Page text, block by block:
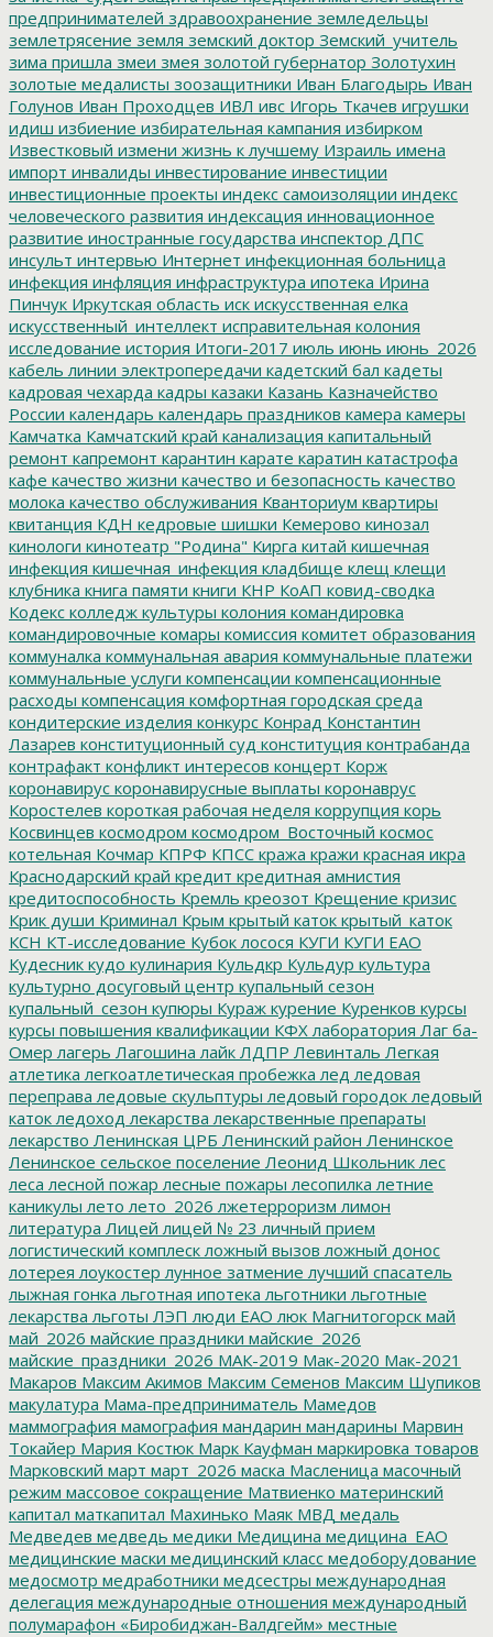
предпринимателей здравоохранение земледельцы
землетрясение земля земский доктор Земский_учитель
зима пришла змеи змея золотой губернатор Золотухин
золотые медалисты зоозащитники Иван Благодырь Иван
Голунов Иван Проходцев ИВЛ ивс Игорь Ткачев игрушки
идиш избиение избирательная кампания избирком
Известковый измени жизнь к лучшему Израиль имена
импорт инвалиды инвестирование инвестиции
инвестиционные проекты индекс самоизоляции индекс
человеческого развития индексация инновационное
развитие иностранные государства инспектор ДПС
инсульт интервью Интернет инфекционная больница
инфекция инфляция инфраструктура ипотека Ирина
Пинчук Иркутская область иск искусственная елка
искусственный_интеллект исправительная колония
исследование история Итоги-2017 июль июнь июнь_2026
кабель линии электропередачи кадетский бал кадеты
кадровая чехарда кадры казаки Казань Казначейство
России календарь календарь праздников камера камеры
Камчатка Камчатский край канализация капитальный
ремонт капремонт карантин карате каратин катастрофа
кафе качество жизни качество и безопасность качество
молока качество обслуживания Кванториум квартиры
квитанция КДН кедровые шишки Кемерово кинозал
кинологи кинотеатр "Родина" Кирга китай кишечная
инфекция кишечная_инфекция кладбище клещ клещи
клубника книга памяти книги КНР КоАП ковид-сводка
Кодекс колледж культуры колония командировка
командировочные комары комиссия комитет образования
коммуналка коммунальная авария коммунальные платежи
коммунальные услуги компенсации компенсационные
расходы компенсация комфортная городская среда
кондитерские изделия конкурс Конрад Константин
Лазарев конституционный суд конституция контрабанда
контрафакт конфликт интересов концерт Корж
коронавирус коронавирусные выплаты коронаврус
Коростелев короткая рабочая неделя коррупция корь
Косвинцев космодром космодром_Восточный космос
котельная Кочмар КПРФ КПСС кража кражи красная икра
Краснодарский край кредит кредитная амнистия
кредитоспособность Кремль креозот Крещение кризис
Крик души Криминал Крым крытый каток крытый_каток
КСН КТ-исследование Кубок лосося КУГИ КУГИ ЕАО
Кудесник кудо кулинария Кульдкр Кульдур культура
культурно досуговый центр купальный сезон
купальный_сезон купюры Кураж курение Куренков курсы
курсы повышения квалификации КФХ лаборатория Лаг ба-
Омер лагерь Лагошина лайк ЛДПР Левинталь Легкая
атлетика легкоатлетическая пробежка лед ледовая
переправа ледовые скульптуры ледовый городок ледовый
каток ледоход лекарства лекарственные препараты
лекарство Ленинская ЦРБ Ленинский район Ленинское
Ленинское сельское поселение Леонид Школьник лес
леса лесной пожар лесные пожары лесопилка летние
каникулы лето лето_2026 лжетерроризм лимон
литература Лицей лицей № 23 личный прием
логистический комплеск ложный вызов ложный донос
лотерея лоукостер лунное затмение лучший спасатель
лыжная гонка льготная ипотека льготники льготные
лекарства льготы ЛЭП люди ЕАО люк Магнитогорск май
май_2026 майские праздники майские_2026
майские_праздники_2026 МАК-2019 Мак-2020 Мак-2021
Макаров Максим Акимов Максим Семенов Максим Шупиков
макулатура Мама-предприниматель Мамедов
маммография мамография мандарин мандарины Марвин
Токайер Мария Костюк Марк Кауфман маркировка товаров
Марковский март март_2026 маска Масленица масочный
режим массовое сокращение Матвиенко материнский
капитал маткапитал Махинько Маяк МВД медаль
Медведев медведь медики Медицина медицина_ЕАО
медицинские маски медицинский класс медоборудование
медосмотр медработники медсестры международная
делегация международные отношения международный
полумарафон «Биробиджан-Валдгейм» местные